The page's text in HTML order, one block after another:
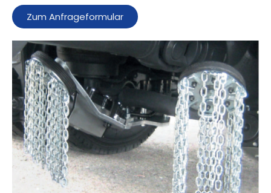
Zum Anfrageformular